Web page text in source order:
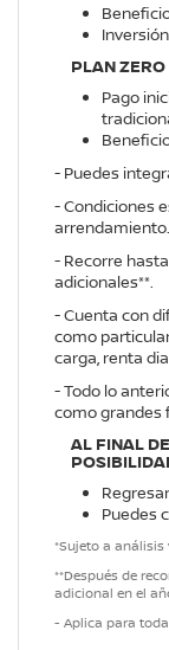
PLAN
Pago
- Puedes
- Condiciones
arrendamiento.
- Recorre
adicionales**.
- Cuenta con
como
carga, renta
- Todo lo
como grandes
AL FINAL
Puedes
*Sujeto a análisis
**Después de
adicional en el
- Aplica para